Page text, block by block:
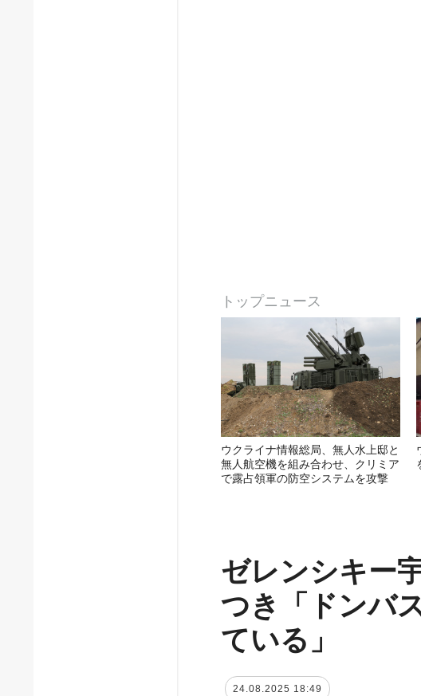
トップニュース
ウクライナ情報総局、無人水上邸と
無人航空機を組み合わせ、クリミア
で露占領軍の防空システムを攻撃
ゼレンシキー
つき「ドンバ
ている」
24.08.2025 18:49